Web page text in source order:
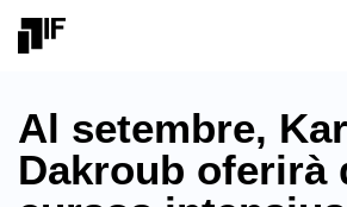
Al setembre,
Dakroub oferirà